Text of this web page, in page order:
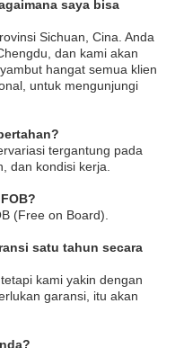
saya bisa
Sichuan, Cina. Anda
dan kami akan
hangat semua klien
untuk mengunjungi
tergantung pada
dan kondisi kerja.
(Free on Board).
satu tahun secara
kami yakin dengan
garansi, itu akan